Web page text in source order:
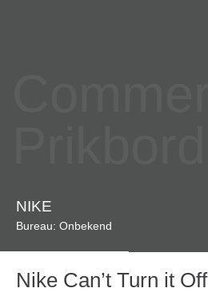
NIKE
Bureau: Onbekend
Nike Can’t Turn it Off